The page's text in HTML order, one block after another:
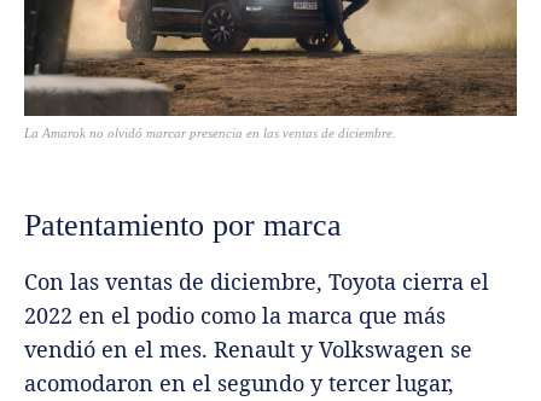
La Amarok no olvidó marcar presencia en las ventas de diciembre.
Patentamiento por marca
Con las ventas de diciembre, Toyota cierra el
2022 en el podio como la marca que más
vendió en el mes. Renault y Volkswagen se
acomodaron en el segundo y tercer lugar,